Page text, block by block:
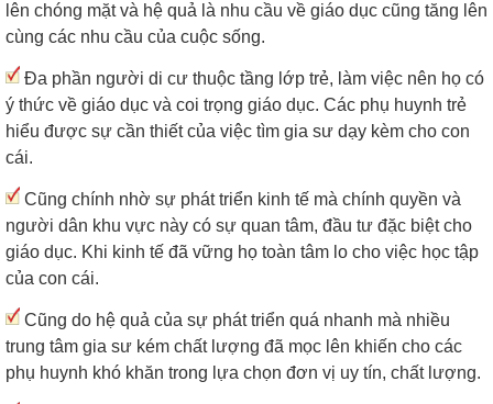
lên chóng mặt và hệ quả là nhu cầu về giáo dục cũng tăng lên
cùng các nhu cầu của cuộc sống.
Đa phần người di cư thuộc tầng lớp trẻ, làm việc nên họ có
ý thức về giáo dục và coi trọng giáo dục. Các phụ huynh trẻ
hiểu được sự cần thiết của việc tìm gia sư dạy kèm cho con
cái.
Cũng chính nhờ sự phát triển kinh tế mà chính quyền và
người dân khu vực này có sự quan tâm, đầu tư đặc biệt cho
giáo dục. Khi kinh tế đã vững họ toàn tâm lo cho việc học tập
của con cái.
Cũng do hệ quả của sự phát triển quá nhanh mà nhiều
trung tâm gia sư kém chất lượng đã mọc lên khiến cho các
phụ huynh khó khăn trong lựa chọn đơn vị uy tín, chất lượng.